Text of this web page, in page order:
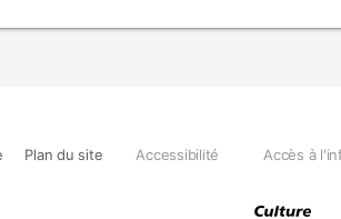
Plan du site Accessibilité Accès à